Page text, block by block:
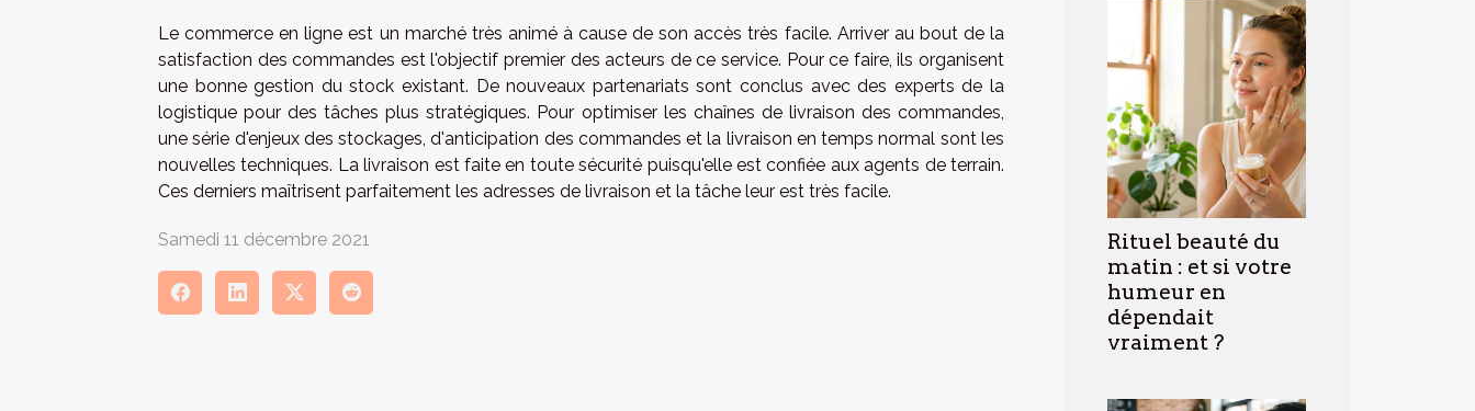
Le commerce en ligne est un marché très animé à cause de son accès très facile. Arriver au bout de la
satisfaction des commandes est l'objectif premier des acteurs de ce service. Pour ce faire, ils organisent
une bonne gestion du stock existant. De nouveaux partenariats sont conclus avec des experts de la
logistique pour des tâches plus stratégiques. Pour optimiser les chaînes de livraison des commandes,
une série d'enjeux des stockages, d'anticipation des commandes et la livraison en temps normal sont les
nouvelles techniques. La livraison est faite en toute sécurité puisqu'elle est confiée aux agents de terrain.
Ces derniers maîtrisent parfaitement les adresses de livraison et la tâche leur est très facile.
Samedi 11 décembre 2021
Rituel beauté du
matin : et si votre
humeur en
dépendait
vraiment ?